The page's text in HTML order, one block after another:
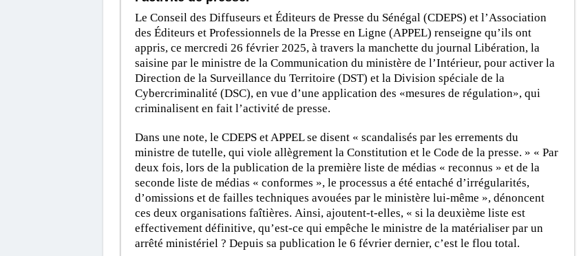
Le Conseil des Diffuseurs et Éditeurs de Presse du Sénégal (CDEPS) et l’Association
des Éditeurs et Professionnels de la Presse en Ligne (APPEL) renseigne qu’ils ont
appris, ce mercredi 26 février 2025, à travers la manchette du journal Libération, la
saisine par le ministre de la Communication du ministère de l’Intérieur, pour activer la
Direction de la Surveillance du Territoire (DST) et la Division spéciale de la
Cybercriminalité (DSC), en vue d’une application des «mesures de régulation», qui
criminalisent en fait l’activité de presse.
Dans une note, le CDEPS et APPEL se disent « scandalisés par les errements du
ministre de tutelle, qui viole allègrement la Constitution et le Code de la presse. » « Par
deux fois, lors de la publication de la première liste de médias « reconnus » et de la
seconde liste de médias « conformes », le processus a été entaché d’irrégularités,
d’omissions et de failles techniques avouées par le ministère lui-même », dénoncent
ces deux organisations faîtières. Ainsi, ajoutent-t-elles, « si la deuxième liste est
effectivement définitive, qu’est-ce qui empêche le ministre de la matérialiser par un
arrêté ministériel ? Depuis sa publication le 6 février dernier, c’est le flou total.